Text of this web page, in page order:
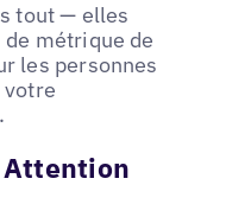
tout — elles
métrique de
les personnes
votre
Attention